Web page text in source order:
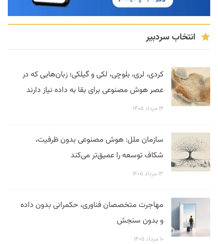
انتخاب سردبیر
کردی، لری، بلوچی، لکی و گیلکی؛ زبان‌هایی که در
عصر هوش مصنوعی برای بقا به داده نیاز دارند
۱۴ مرداد ۱۴۰۵
سازمان ملل: هوش مصنوعی بدون ظرفیت،
شکاف توسعه را عمیق‌تر می‌کند
۱۳ مرداد ۱۴۰۵
مهاجرت متخصصان فناوری، حکمرانی بدون داده
و بدون سنجش
۱۰ مرداد ۱۴۰۵